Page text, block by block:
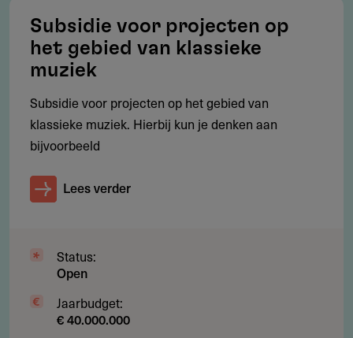
Gebruikersnotities
regeling/verstrekker
Deel je kennis/ervaring over deze regeling of
verstrekker met de Fondswervingonline community.
Fonds de Visser-Geerling
Contact
Subsidie voor projecten op
het gebied van klassieke
muziek
Subsidie voor projecten op het gebied van
klassieke muziek. Hierbij kun je denken aan
bijvoorbeeld
Lees verder
Status:
Open
Jaarbudget:
€ 40.000.000